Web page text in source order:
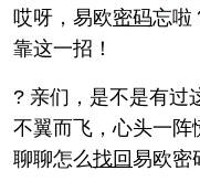
哎呀，易欧密码忘啦
靠这一招！
? 亲们，是不是有过
不翼而飞，心头一阵
聊聊怎么找回易欧密